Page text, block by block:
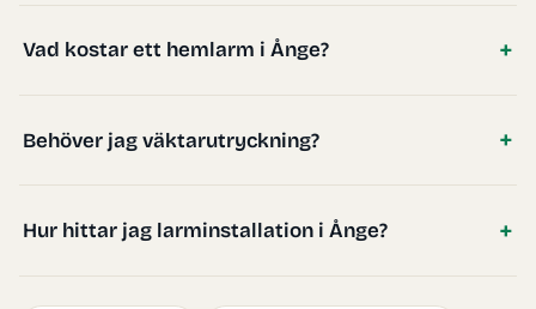
Vad kostar ett hemlarm i Ånge?
Behöver jag väktarutryckning?
Hur hittar jag larminstallation i Ånge?